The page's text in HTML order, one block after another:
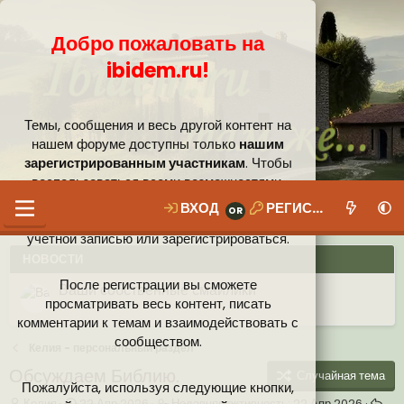
Добро пожаловать на
ibidem.ru!
Темы, сообщения и весь другой контент на
нашем форуме доступны только нашим
зарегистрированным участникам. Чтобы
воспользоваться всеми возможностями,
которые предлагает наше сообщество, вам
необходимо войти в систему под своей
учётной записью или зарегистрироваться.
После регистрации вы сможете
просматривать весь контент, писать
комментарии к темам и взаимодействовать с
сообществом.
Пожалуйста, используя следующие кнопки,
ВХОД РЕГИСТРАЦИЯ
Иконки пользователя
Ваши собственные смайлики
Аналитика от Ассистента
Новая система рейтинга (оценок) на форуме
Келия - персональный раздел
Обсуждаем Библию.
Случайная тема